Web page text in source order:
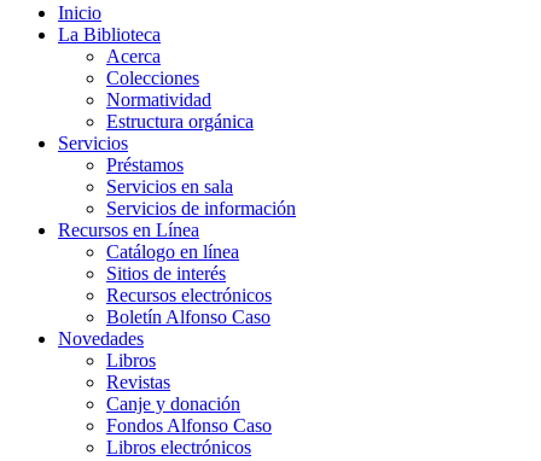
Inicio
La Biblioteca
Acerca
Colecciones
Normatividad
Estructura orgánica
Servicios
Préstamos
Servicios en sala
Servicios de información
Recursos en Línea
Catálogo en línea
Sitios de interés
Recursos electrónicos
Boletín Alfonso Caso
Novedades
Libros
Revistas
Canje y donación
Fondos Alfonso Caso
Libros electrónicos